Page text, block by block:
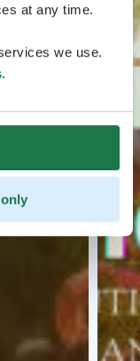
at any time.
we use.
.